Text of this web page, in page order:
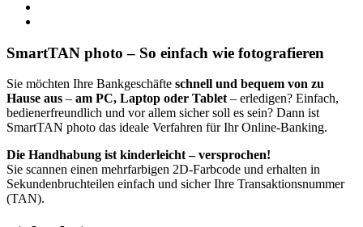
SmartTAN photo – So einfach wie fotografieren
Sie möchten Ihre Bankgeschäfte schnell und bequem von zu
Hause aus – am PC, Laptop oder Tablet– erledigen? Einfach,
bedienerfreundlich und vor allem sicher soll es sein? Dann ist
SmartTAN photo das ideale Verfahren für Ihr Online-Banking.
Die Handhabung ist kinderleicht – versprochen!
Sie scannen einen mehrfarbigen 2D-Farbcode und erhalten in
Sekundenbruchteilen einfach und sicher Ihre Transaktionsnummer
(TAN).